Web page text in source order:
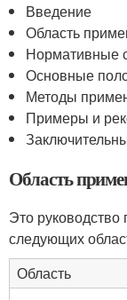
Введение
Область
Нормативные
Основные
Методы
Примеры и
Область
Это
следующих
Область